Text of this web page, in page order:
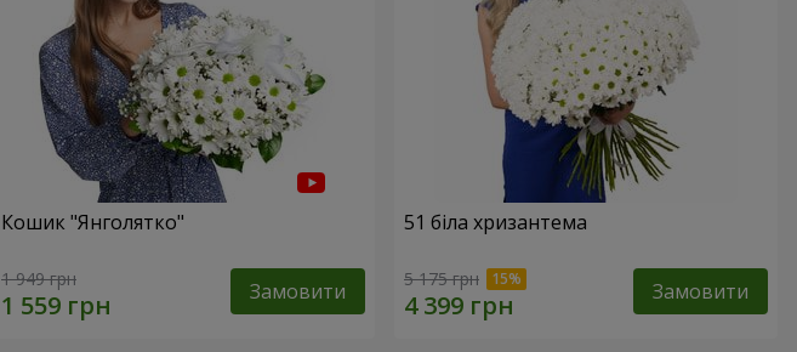
Кошик "Янголятко"
1 949 грн Замовити
51 біла хризантема
5 175 грн Замовити